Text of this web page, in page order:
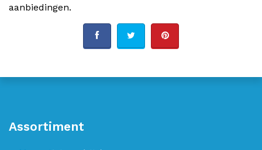
aanbiedingen.
Assortiment